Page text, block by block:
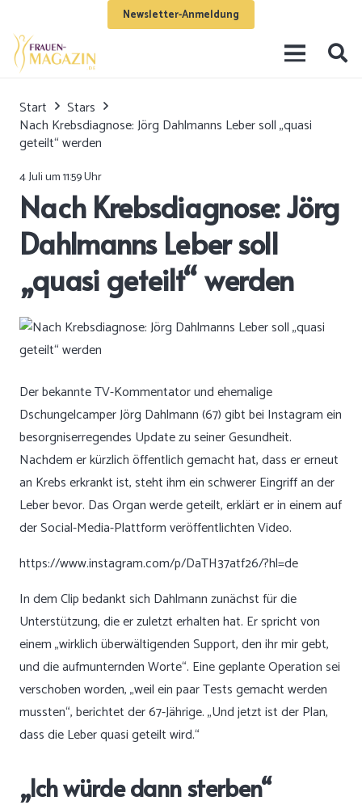
Newsletter-Anmeldung
Start
Stars
Nach Krebsdiagnose: Jörg Dahlmanns Leber soll „quasi
geteilt“ werden
4 Juli um 11:59 Uhr
Nach Krebsdiagnose: Jörg
Dahlmanns Leber soll
„quasi geteilt“ werden
Der bekannte TV-Kommentator und ehemalige
Dschungelcamper Jörg Dahlmann (67) gibt bei Instagram ein
besorgniserregendes Update zu seiner Gesundheit.
Nachdem er kürzlich öffentlich gemacht hat, dass er erneut
an Krebs erkrankt ist, steht ihm ein schwerer Eingriff an der
Leber bevor. Das Organ werde geteilt, erklärt er in einem auf
der Social-Media-Plattform veröffentlichten Video.
https://www.instagram.com/p/DaTH37atf26/?hl=de
In dem Clip bedankt sich Dahlmann zunächst für die
Unterstützung, die er zuletzt erhalten hat. Er spricht von
einem „wirklich überwältigenden Support, den ihr mir gebt,
und die aufmunternden Worte“. Eine geplante Operation sei
verschoben worden, „weil ein paar Tests gemacht werden
mussten“, berichtet der 67-Jährige. „Und jetzt ist der Plan,
dass die Leber quasi geteilt wird.“
„Ich würde dann sterben“